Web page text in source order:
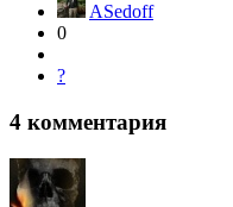
ASedoff
0
?
4 комментария